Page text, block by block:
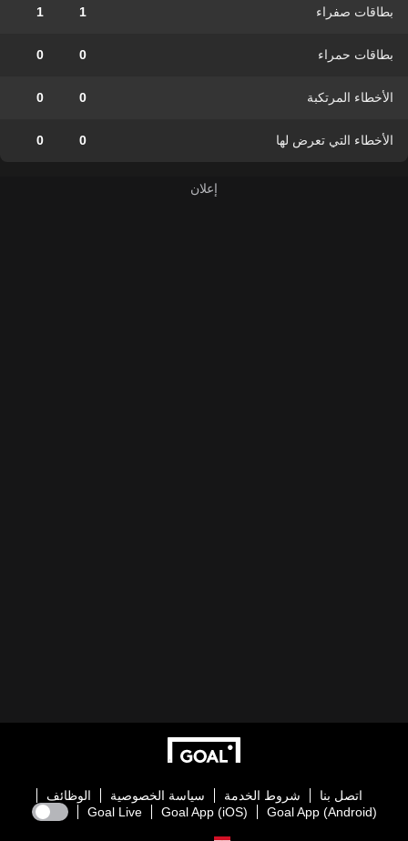
بطاقات صفراء 1
1
بطاقات حمراء 0
0
الأخطاء المرتكبة 0
0
الأخطاء التي تعرض لها 0
0
اتصل بنا شروط الخدمة سياسة الخصوصية
الوظائف
Goal App (Android)
Goal App (iOS)
Goal Live